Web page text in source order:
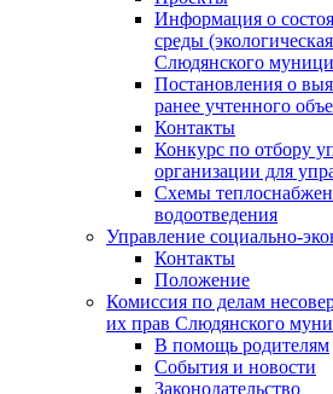
Информация о
среды
Слюдянского
Постановления о
ранее учтенного
Контакты
Конкурс по отбору
организации для
Схемы
водоотведения
Управление социально-
Контакты
Положение
Комиссия по делам
их прав Слюдянского
В помощь родителям
События и новости
Законодательство